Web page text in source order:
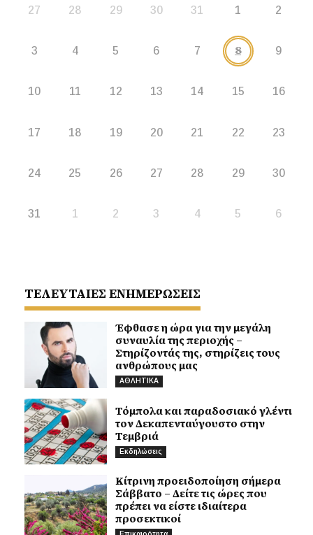
27 28 29 30 31 1 2
3 4 5 6 7 8 9
10 11 12 13 14 15 16
17 18 19 20 21 22 23
24 25 26 27 28 29 30
31 1 2 3 4 5 6
ΤΕΛΕΥΤΑΙΕΣ ΕΝΗΜΕΡΩΣΕΙΣ
Έφθασε η ώρα για την μεγάλη
συναυλία της περιοχής –
Στηρίζοντάς της, στηρίζεις τους
ανθρώπους μας
ΑΘΛΗΤΙΚΑ
Τόμπολα και παραδοσιακό γλέντι
τον Δεκαπενταύγουστο στην
Τεμβριά
Εκδηλώσεις
Κίτρινη προειδοποίηση σήμερα
Σάββατο – Δείτε τις ώρες που
πρέπει να είστε ιδιαίτερα
προσεκτικοί